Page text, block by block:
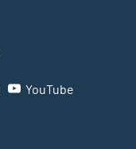
YouTube